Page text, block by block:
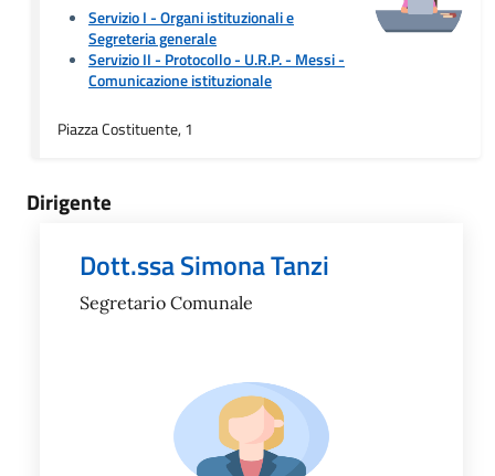
Servizio I - Organi istituzionali e
Segreteria generale
Servizio II - Protocollo - U.R.P. - Messi-
Comunicazione istituzionale
Piazza Costituente, 1
Dirigente
Dott.ssa Simona Tanzi
Segretario Comunale